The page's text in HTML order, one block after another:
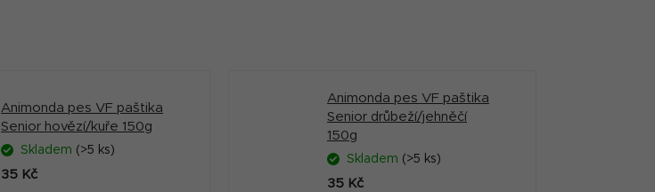
Animonda pes VF paštika
Senior hovězí/kuře 150g
Skladem (>5 ks)
35 Kč
Animonda pes VF paštika
Senior drůbeží/jehněčí
150g
Skladem (>5 ks)
35 Kč